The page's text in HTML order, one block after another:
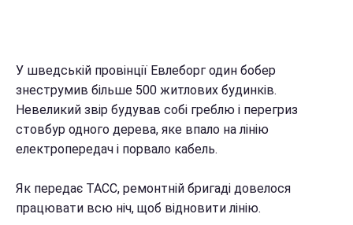
У шведській провінції Евлеборг один бобер
знеструмив більше 500 житлових будинків.
Невеликий звір будував собі греблю і перегриз
стовбур одного дерева, яке впало на лінію
електропередач і порвало кабель.
Як передає ТАСС, ремонтній бригаді довелося
працювати всю ніч, щоб відновити лінію.